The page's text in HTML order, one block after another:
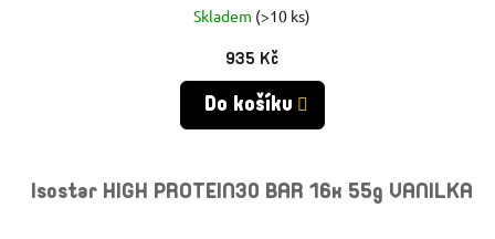
Skladem (>10 ks)
935 Kč
Do košíku
Isostar HIGH PROTEIN30 BAR 16x 55g VANILKA